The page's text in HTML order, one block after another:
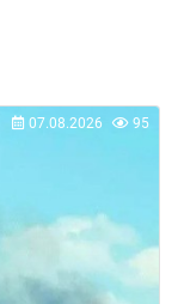
07.08.2026 95